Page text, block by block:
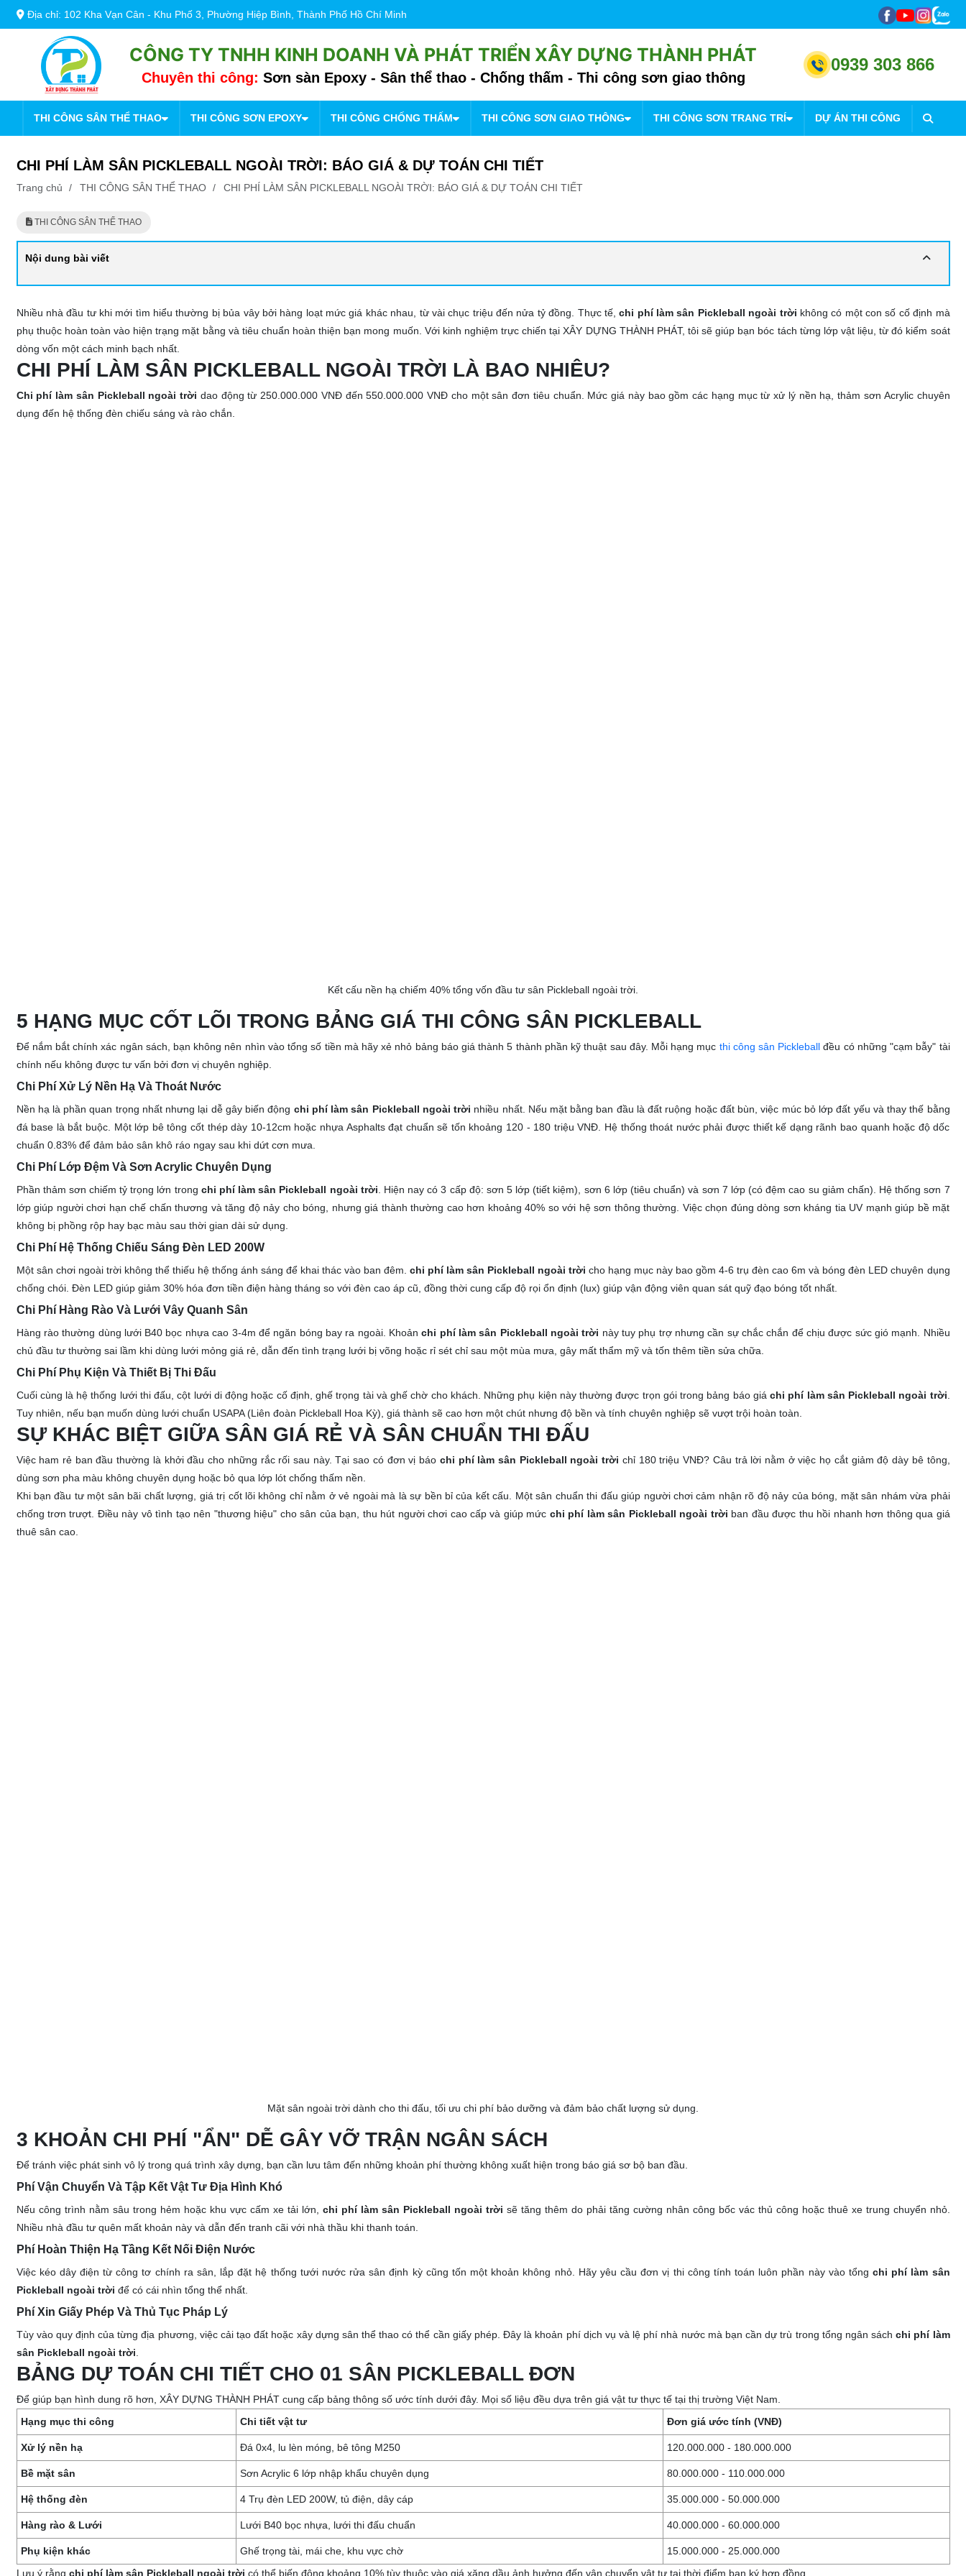
Địa chỉ: 102 Kha Vạn Cân - Khu Phố 3, Phường Hiệp Bình, Thành Phố Hồ Chí Minh
CÔNG TY TNHH KINH DOANH VÀ PHÁT TRIỂN XÂY DỰNG THÀNH PHÁT
Chuyên thi công: Sơn sàn Epoxy - Sân thể thao - Chống thấm - Thi công sơn giao thông
0939 303 866
THI CÔNG SÂN THỂ THAO THI CÔNG SƠN EPOXY THI CÔNG CHỐNG THẤM THI CÔNG SƠN GIAO THÔNG THI CÔNG SƠN TRANG TRÍ DỰ ÁN THI CÔNG
CHI PHÍ LÀM SÂN PICKLEBALL NGOÀI TRỜI: BÁO GIÁ & DỰ TOÁN CHI TIẾT
Trang chủ / THI CÔNG SÂN THỂ THAO / CHI PHÍ LÀM SÂN PICKLEBALL NGOÀI TRỜI: BÁO GIÁ & DỰ TOÁN CHI TIẾT
THI CÔNG SÂN THỂ THAO
Nội dung bài viết
Nhiều nhà đầu tư khi mới tìm hiểu thường bị bủa vây bởi hàng loạt mức giá khác nhau, từ vài chục triệu đến nửa tỷ đồng. Thực tế,chi phí làm sân Pickleball ngoài trời không có một con số cố định mà
phụ thuộc hoàn toàn vào hiện trạng mặt bằng và tiêu chuẩn hoàn thiện bạn mong muốn. Với kinh nghiệm trực chiến tại XÂY DỰNG THÀNH PHÁT, tôi sẽ giúp bạn bóc tách từng lớp vật liệu, từ đó kiểm soát
dòng vốn một cách minh bạch nhất.
CHI PHÍ LÀM SÂN PICKLEBALL NGOÀI TRỜI LÀ BAO NHIÊU?
Chi phí làm sân Pickleball ngoài trời dao động từ 250.000.000 VNĐ đến 550.000.000 VNĐ cho một sân đơn tiêu chuẩn. Mức giá này bao gồm các hạng mục từ xử lý nền hạ, thảm sơn Acrylic chuyên
dụng đến hệ thống đèn chiếu sáng và rào chắn.
Kết cấu nền hạ chiếm 40% tổng vốn đầu tư sân Pickleball ngoài trời.
5 HẠNG MỤC CỐT LÕI TRONG BẢNG GIÁ THI CÔNG SÂN PICKLEBALL
Để nắm bắt chính xác ngân sách, bạn không nên nhìn vào tổng số tiền mà hãy xẻ nhỏ bảng báo giá thành 5 thành phần kỹ thuật sau đây. Mỗi hạng mục thi công sân Pickleball đều có những "cạm bẫy" tài
chính nếu không được tư vấn bởi đơn vị chuyên nghiệp.
Chi Phí Xử Lý Nền Hạ Và Thoát Nước
Nền hạ là phần quan trọng nhất nhưng lại dễ gây biến động chi phí làm sân Pickleball ngoài trời nhiều nhất. Nếu mặt bằng ban đầu là đất ruộng hoặc đất bùn, việc múc bỏ lớp đất yếu và thay thế bằng
đá base là bắt buộc. Một lớp bê tông cốt thép dày 10-12cm hoặc nhựa Asphalts đạt chuẩn sẽ tốn khoảng 120 - 180 triệu VNĐ. Hệ thống thoát nước phải được thiết kế dạng rãnh bao quanh hoặc độ dốc
chuẩn 0.83% để đảm bảo sân khô ráo ngay sau khi dứt cơn mưa.
Chi Phí Lớp Đệm Và Sơn Acrylic Chuyên Dụng
Phần thảm sơn chiếm tỷ trọng lớn trong chi phí làm sân Pickleball ngoài trời . Hiện nay có 3 cấp độ: sơn 5 lớp (tiết kiệm), sơn 6 lớp (tiêu chuẩn) và sơn 7 lớp (có đệm cao su giảm chấn). Hệ thống sơn 7
lớp giúp người chơi hạn chế chấn thương và tăng độ nảy cho bóng, nhưng giá thành thường cao hơn khoảng 40% so với hệ sơn thông thường. Việc chọn đúng dòng sơn kháng tia UV mạnh giúp bề mặt
không bị phồng rộp hay bạc màu sau thời gian dài sử dụng.
Chi Phí Hệ Thống Chiếu Sáng Đèn LED 200W
Một sân chơi ngoài trời không thể thiếu hệ thống ánh sáng để khai thác vào ban đêm. chi phí làm sân Pickleball ngoài trời cho hạng mục này bao gồm 4-6 trụ đèn cao 6m và bóng đèn LED chuyên dụng
chống chói. Đèn LED giúp giảm 30% hóa đơn tiền điện hàng tháng so với đèn cao áp cũ, đồng thời cung cấp độ rọi ổn định (lux) giúp vận động viên quan sát quỹ đạo bóng tốt nhất.
Chi Phí Hàng Rào Và Lưới Vây Quanh Sân
Hàng rào thường dùng lưới B40 bọc nhựa cao 3-4m để ngăn bóng bay ra ngoài. Khoảnchi phí làm sân Pickleball ngoài trời này tuy phụ trợ nhưng cần sự chắc chắn để chịu được sức gió mạnh. Nhiều
chủ đầu tư thường sai lầm khi dùng lưới mỏng giá rẻ, dẫn đến tình trạng lưới bị võng hoặc rỉ sét chỉ sau một mùa mưa, gây mất thẩm mỹ và tốn thêm tiền sửa chữa.
Chi Phí Phụ Kiện Và Thiết Bị Thi Đấu
Cuối cùng là hệ thống lưới thi đấu, cột lưới di động hoặc cố định, ghế trọng tài và ghế chờ cho khách. Những phụ kiện này thường được trọn gói trong bảng báo giáchi phí làm sân Pickleball ngoài trời
Tuy nhiên, nếu bạn muốn dùng lưới chuẩn USAPA (Liên đoàn Pickleball Hoa Kỳ), giá thành sẽ cao hơn một chút nhưng độ bền và tính chuyên nghiệp sẽ vượt trội hoàn toàn.
SỰ KHÁC BIỆT GIỮA SÂN GIÁ RẺ VÀ SÂN CHUẨN THI ĐẤU
Việc ham rẻ ban đầu thường là khởi đầu cho những rắc rối sau này. Tại sao có đơn vị báo chi phí làm sân Pickleball ngoài trời chỉ 180 triệu VNĐ? Câu trả lời nằm ở việc họ cắt giảm độ dày bê tông,
dùng sơn pha màu không chuyên dụng hoặc bỏ qua lớp lót chống thấm nền.
Khi bạn đầu tư một sân bãi chất lượng, giá trị cốt lõi không chỉ nằm ở vẻ ngoài mà là sự bền bỉ của kết cấu. Một sân chuẩn thi đấu giúp người chơi cảm nhận rõ độ nảy của bóng, mặt sân nhám vừa phải
chống trơn trượt. Điều này vô tình tạo nên "thương hiệu" cho sân của bạn, thu hút người chơi cao cấp và giúp mức chi phí làm sân Pickleball ngoài trời ban đầu được thu hồi nhanh hơn thông qua giá
thuê sân cao.
Mặt sân ngoài trời dành cho thi đấu, tối ưu chi phí bảo dưỡng và đảm bảo chất lượng sử dụng.
3 KHOẢN CHI PHÍ "ẨN" DỄ GÂY VỠ TRẬN NGÂN SÁCH
Để tránh việc phát sinh vô lý trong quá trình xây dựng, bạn cần lưu tâm đến những khoản phí thường không xuất hiện trong báo giá sơ bộ ban đầu.
Phí Vận Chuyển Và Tập Kết Vật Tư Địa Hình Khó
Nếu công trình nằm sâu trong hẻm hoặc khu vực cấm xe tải lớn, chi phí làm sân Pickleball ngoài trời sẽ tăng thêm do phải tăng cường nhân công bốc vác thủ công hoặc thuê xe trung chuyển nhỏ.
Nhiều nhà đầu tư quên mất khoản này và dẫn đến tranh cãi với nhà thầu khi thanh toán.
Phí Hoàn Thiện Hạ Tầng Kết Nối Điện Nước
Việc kéo dây điện từ công tơ chính ra sân, lắp đặt hệ thống tưới nước rửa sân định kỳ cũng tốn một khoản không nhỏ. Hãy yêu cầu đơn vị thi công tính toán luôn phần này vào tổngchi phí làm sân
Pickleball ngoài trời để có cái nhìn tổng thể nhất.
Phí Xin Giấy Phép Và Thủ Tục Pháp Lý
Tùy vào quy định của từng địa phương, việc cải tạo đất hoặc xây dựng sân thể thao có thể cần giấy phép. Đây là khoản phí dịch vụ và lệ phí nhà nước mà bạn cần dự trù trong tổng ngân sáchchi phí làm
sân Pickleball ngoài trời
BẢNG DỰ TOÁN CHI TIẾT CHO 01 SÂN PICKLEBALL ĐƠN
Để giúp bạn hình dung rõ hơn, XÂY DỰNG THÀNH PHÁT cung cấp bảng thông số ước tính dưới đây. Mọi số liệu đều dựa trên giá vật tư thực tế tại thị trường Việt Nam.
Hạng mục thi công
Chi tiết vật tư Đơn giá ước tính (VNĐ)
Xử lý nền hạ Đá 0x4, lu lèn móng, bê tông M250 120.000.000 - 180.000.000
Bề mặt sân Sơn Acrylic 6 lớp nhập khẩu chuyên dụng 80.000.000 - 110.000.000
Hệ thống đèn 4 Trụ đèn LED 200W, tủ điện, dây cáp 35.000.000 - 50.000.000
Hàng rào & Lưới Lưới B40 bọc nhựa, lưới thi đấu chuẩn 40.000.000 - 60.000.000
Phụ kiện khác Ghế trọng tài, mái che, khu vực chờ
15.000.000 - 25.000.000
Lưu ý rằng chi phí làm sân Pickleball ngoài trời có thể biến động khoảng 10% tùy thuộc vào giá xăng dầu ảnh hưởng đến vận chuyển vật tư tại thời điểm bạn ký hợp đồng.